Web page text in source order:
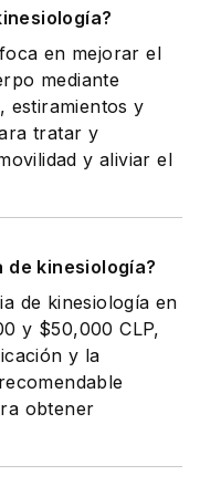
en mejorar el
mediante
estiramientos y
tratar y
y aliviar el
de kinesiología?
de kinesiología en
y $50,000 CLP,
y la
obtener